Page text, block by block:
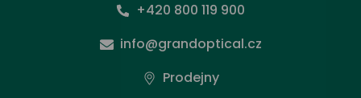
+420 800 119 900
info@grandoptical.cz
Prodejny